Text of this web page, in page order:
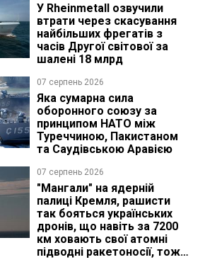
У Rheinmetall озвучили
втрати через скасування
найбільших фрегатів з
часів Другої світової за
шалені 18 млрд
07 серпень 2026
Яка сумарна сила
оборонного союзу за
принципом НАТО між
Туреччиною, Пакистаном
та Саудівською Аравією
07 серпень 2026
"Мангали" на ядерній
палиці Кремля, рашисти
так бояться українських
дронів, що навіть за 7200
км ховають свої атомні
підводні ракетоносії, тож